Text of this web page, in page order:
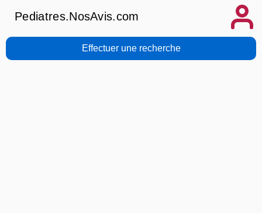
Pediatres.NosAvis.com
Effectuer une recherche